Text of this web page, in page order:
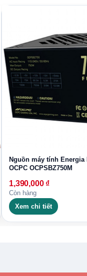
Nguồn máy tính Energia
OCPC OCPSBZ750M
1,390,000 ₫
Còn hàng
Xem chi tiết